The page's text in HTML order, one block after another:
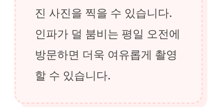
진 사진을 찍을 수 있습니다.
인파가 덜 붐비는 평일 오전에
방문하면 더욱 여유롭게 촬영
할 수 있습니다.